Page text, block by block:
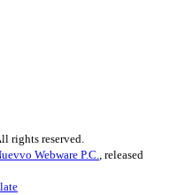
rights reserved.
Webware P.C., released